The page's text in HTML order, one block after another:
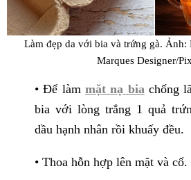
Làm đẹp da với bia và trứng gà. Ảnh:
Marques Designer/
• Để làm mặt nạ bia chống
bia với lòng trắng 1 quả
dầu hạnh nhân rồi khuấy đều.
• Thoa hỗn hợp lên mặt và cổ.